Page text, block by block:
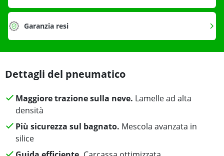
Garanzia resi
Dettagli del pneumatico
Maggiore trazione sulla neve. Lamelle ad alta
densità
Più sicurezza sul bagnato. Mescola avanzata in
silice